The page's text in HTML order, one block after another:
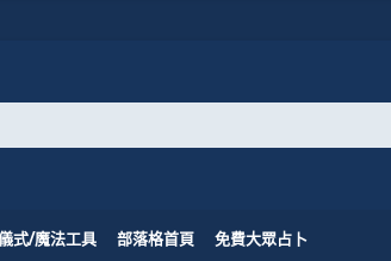
式/魔法工具 部落格首頁 免費大眾占卜